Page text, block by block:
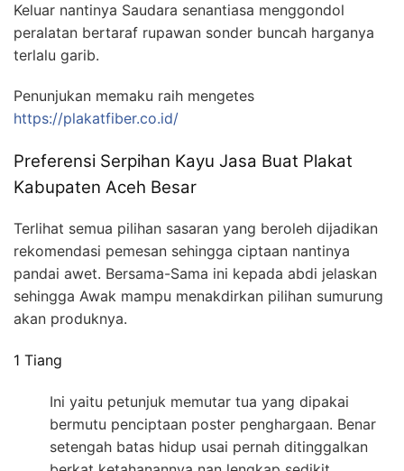
Keluar nantinya Saudara senantiasa menggondol
peralatan bertaraf rupawan sonder buncah harganya
terlalu garib.
Penunjukan memaku raih mengetes
https://plakatfiber.co.id/
Preferensi Serpihan Kayu Jasa Buat Plakat
Kabupaten Aceh Besar
Terlihat semua pilihan sasaran yang beroleh dijadikan
rekomendasi pemesan sehingga ciptaan nantinya
pandai awet. Bersama-Sama ini kepada abdi jelaskan
sehingga Awak mampu menakdirkan pilihan sumurung
akan produknya.
1 Tiang
Ini yaitu petunjuk memutar tua yang dipakai
bermutu penciptaan poster penghargaan. Benar
setengah batas hidup usai pernah ditinggalkan